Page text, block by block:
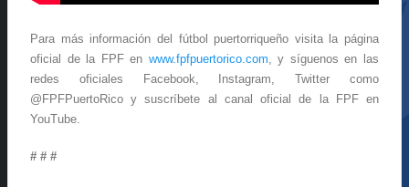
Para más información del fútbol puertorriqueño visita la página
oficial de la FPF en www.fpfpuertorico.com , y síguenos en las
redes oficiales Facebook, Instagram, Twitter como
@FPFPuertoRico y suscríbete al canal oficial de la FPF en
YouTube.
# # #